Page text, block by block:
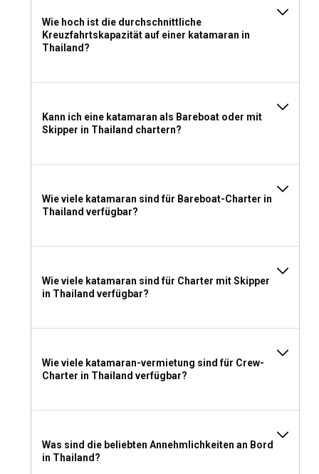
Wie hoch ist die durchschnittliche
Kreuzfahrtskapazität auf einer katamaran in
Thailand?
Kann ich eine katamaran als Bareboat oder mit
Skipper in Thailand chartern?
Wie viele katamaran sind für Bareboat-Charter in
Thailand verfügbar?
Wie viele katamaran sind für Charter mit Skipper
in Thailand verfügbar?
Wie viele katamaran-vermietung sind für Crew-
Charter in Thailand verfügbar?
Was sind die beliebten Annehmlichkeiten an Bord
in Thailand?